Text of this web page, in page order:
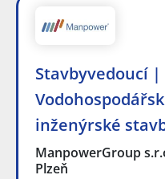
Stavbyvedoucí |
inženýrské
ManpowerGroup
Plzeň